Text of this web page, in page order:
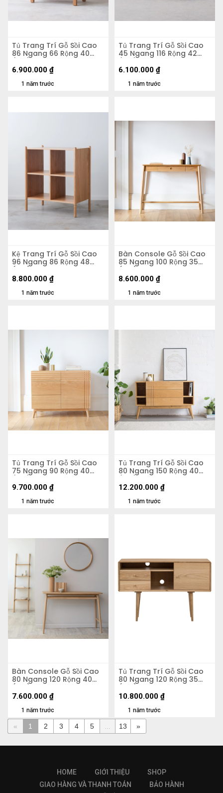
Tủ Trang Trí Gỗ Sồi Cao
86 Ngang 66 Rộng 40
(cm)
1 năm trước
6.900.000 ₫
Tủ Trang Trí Gỗ Sồi Cao
45 Ngang 116 Rộng 42
(cm)
1 năm trước
6.100.000 ₫
Kệ Trang Trí Gỗ Sồi Cao
96 Ngang 86 Rộng 48
(cm)
1 năm trước
8.800.000 ₫
Bàn Console Gỗ Sồi Cao
85 Ngang 100 Rộng 35
(cm)
1 năm trước
8.600.000 ₫
Tủ Trang Trí Gỗ Sồi Cao
75 Ngang 90 Rộng 40
(cm)
1 năm trước
9.700.000 ₫
Tủ Trang Trí Gỗ Sồi Cao
80 Ngang 150 Rộng 40
(cm)
1 năm trước
12.200.000 ₫
Bàn Console Gỗ Sồi Cao
80 Ngang 120 Rộng 40
(cm)
1 năm trước
7.600.000 ₫
Tủ Trang Trí Gỗ Sồi Cao
80 Ngang 120 Rộng 35
(cm)
1 năm trước
10.800.000 ₫
« 1 2 3 4 5 13 »
HOME GIỚI THIỆU
SHOP
GIAO HÀNG VÀ THANH TOÁN
BẢO HÀNH